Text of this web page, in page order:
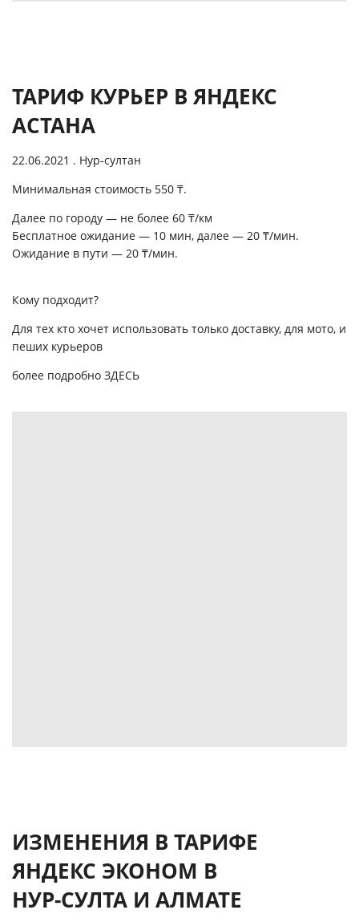
ТАРИФ КУРЬЕР В ЯНДЕКС
АСТАНА
22.06.2021 . Нур-султан
Минимальная стоимость 550 ₸.
Далее по городу — не более 60 ₸/км
Бесплатное ожидание — 10 мин, далее — 20 ₸/мин.
Ожидание в пути — 20 ₸/мин.
Кому подходит?
Для тех кто хочет использовать только доставку, для мото, и
пеших курьеров
более подробно ЗДЕСЬ
ИЗМЕНЕНИЯ В ТАРИФЕ
ЯНДЕКС ЭКОНОМ В
НУР-СУЛТА И АЛМАТЕ